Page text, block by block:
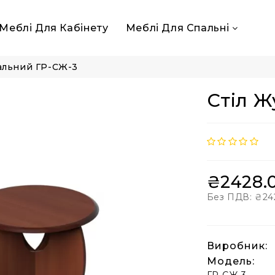
Для Кабінету Меблі Для Спальні
ГР-СЖ-3
Стіл
Без ПДВ:
Виробник:
Модель: